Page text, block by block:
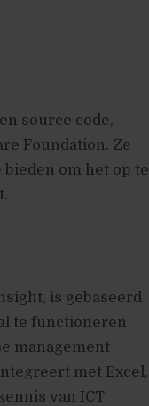
source code,
Foundation. Ze
om het op te
is gebaseerd
te functioneren
management
met Excel,
van ICT